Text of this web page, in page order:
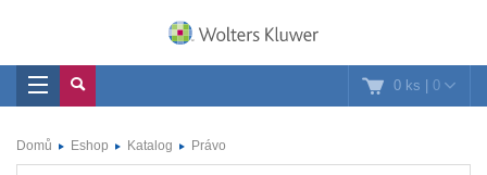
0 ks | 0
Domů Eshop Katalog Právo